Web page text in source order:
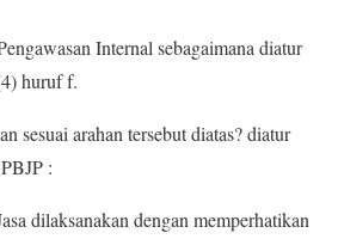
Internal sebagaimana diatur
huruf f.
sesuai arahan tersebut diatas? diatur
:
dilaksanakan dengan memperhatikan